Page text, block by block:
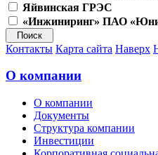
Яйвинская ГРЭС
«Инжиниринг» ПАО
Контакты Карта сайта Наверх
О компании
О компании
Документы
Структура компании
Инвестиции